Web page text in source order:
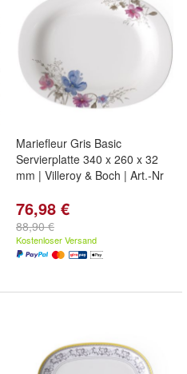
Mariefleur Gris Basic
Servierplatte 340 x 260 x 32
mm | Villeroy & Boch | Art.-Nr
76,98 €
88,90 €
Kostenloser Versand